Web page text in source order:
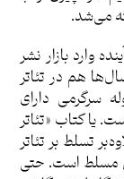
می‌شد.
وارد بازار نشر
هم در تئاتر
سرگرمی دارای
یا کتاب «تئاتر
تسلط بر تئاتر
مسلط است. حتی